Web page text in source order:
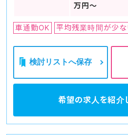
万円～
車通勤OK 平均残業時間が少な
検討リストへ保存
希望の求人を紹介